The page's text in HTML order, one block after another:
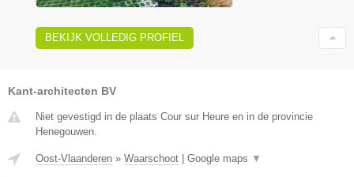
BEKIJK VOLLEDIG PROFIEL
Kant-architecten BV
Niet gevestigd in de plaats Cour sur Heure en in de provincie
Henegouwen.
Oost-Vlaanderen » Waarschoot Google maps ▼